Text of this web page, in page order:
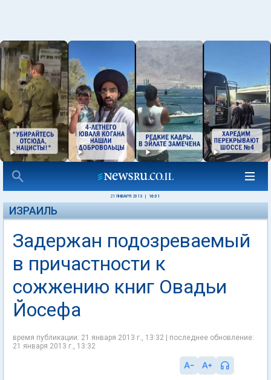
21 ЯНВАРЯ 2013 16:01
ИЗРАИЛЬ
Задержан подозреваемый
в причастности к
сожжению книг Овадьи
Йосефа
время публикации: 21 января 2013 г., 13:32 | последнее обновление:
21 января 2013 г., 13:32